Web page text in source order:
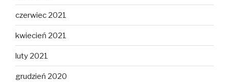
czerwiec 2021
kwiecień 2021
luty 2021
grudzień 2020